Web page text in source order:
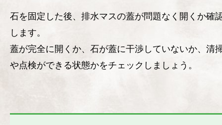
石を固定した後、排水マスの蓋が問題なく開くか確
します。
蓋が完全に開くか、石が蓋に干渉していないか、清
や点検ができる状態かをチェックしましょう。